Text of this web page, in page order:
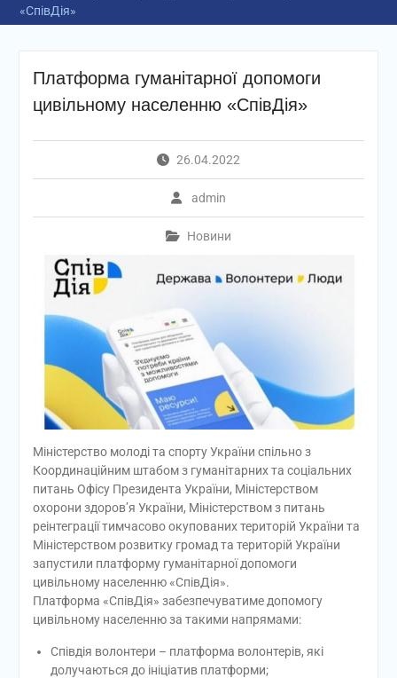
«СпівДія»
Платформа гуманітарної допомоги
цивільному населенню «СпівДія»
26.04.2022
admin
Новини
Міністерство молоді та спорту України спільно з
Координаційним штабом з гуманітарних та соціальних
питань Офісу Президента України, Міністерством
охорони здоров’я України, Міністерством з питань
реінтеграції тимчасово окупованих територій України та
Міністерством розвитку громад та територій України
запустили платформу гуманітарної допомоги
цивільному населенню «СпівДія».
Платформа «СпівДія» забезпечуватиме допомогу
цивільному населенню за такими напрямами:
Співдія волонтери – платформа волонтерів, які
долучаються до ініціатив платформи;